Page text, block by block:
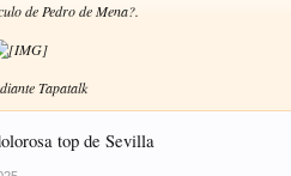
de Pedro de Mena?.
Tapatalk
top de Sevilla